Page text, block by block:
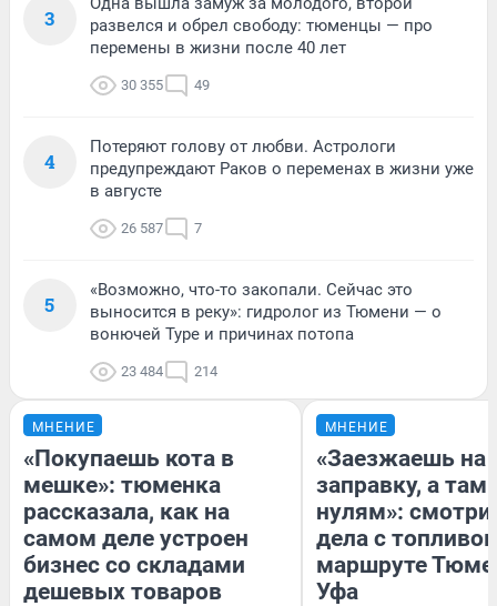
3
развелся и обрел свободу: тюменцы — про
перемены в жизни после 40 лет
30 355 49
4
Потеряют голову от любви. Астрологи
предупреждают Раков о переменах в жизни уже
в августе
26 587 7
5
«Возможно, что-то закопали. Сейчас это
выносится в реку»: гидролог из Тюмени — о
вонючей Туре и причинах потопа
23 484 214
МНЕНИЕ
«Покупаешь кота в
мешке»: тюменка
рассказала, как на
самом деле устроен
бизнес со складами
дешевых товаров
МНЕНИЕ
«Заезжаешь на
заправку, а там
нулям»:
дела с
маршруте
Уфа